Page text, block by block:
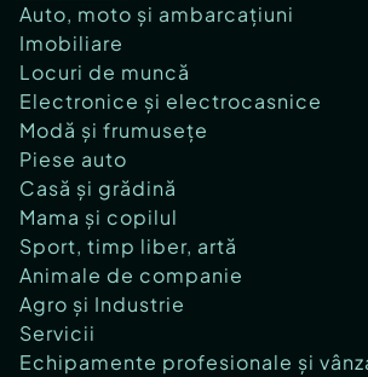
Auto, moto și ambarcațiuni
Imobiliare
Locuri de muncă
Electronice și electrocasnice
Modă și frumusețe
Piese auto
Casă și grădină
Mama și copilul
Sport, timp liber, artă
Animale de companie
Agro și Industrie
Servicii
Echipamente profesionale și